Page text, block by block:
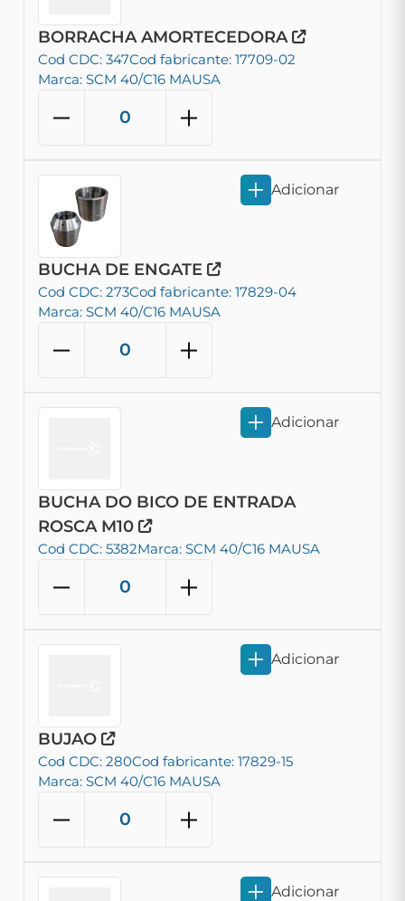
BORRACHA AMORTECEDORA
Cod CDC: 347Cod fabricante: 17709-02
Marca: SCM 40/C16 MAUSA
BUCHA DE ENGATE
Cod CDC: 273Cod fabricante: 17829-04
Marca: SCM 40/C16 MAUSA
Adicionar
BUCHA DO BICO DE ENTRADA
ROSCA M10
Cod CDC: 5382Marca: SCM 40/C16 MAUSA
Adicionar
BUJAO
Cod CDC: 280Cod fabricante: 17829-15
Marca: SCM 40/C16 MAUSA
Adicionar
Adicionar